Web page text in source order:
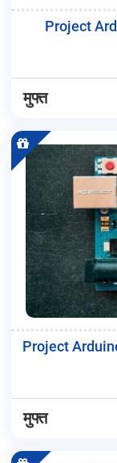
Project
मुफ्त
Project
मुफ्त